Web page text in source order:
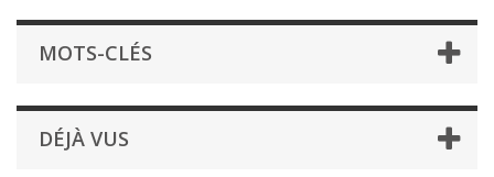
MOTS-CLÉS
DÉJÀ VUS